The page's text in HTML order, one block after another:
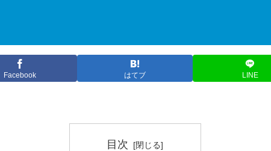
Facebook はてブ LINE
目次